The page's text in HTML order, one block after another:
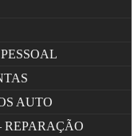
AUTO
REPARAÇÃO